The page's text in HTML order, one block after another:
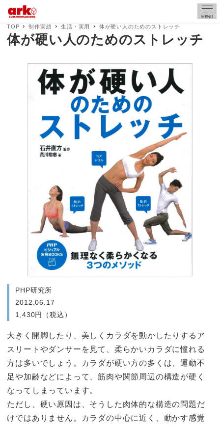
MENU
TOP 制作実績 生活・実用 体が硬い人のためのストレッチ
体が硬い人のためのストレッチ
PHP研究所
2012.06.17
1,430円（税込）
大きく開脚したり、美しくカラダを動かしたりするア
スリートやダンサーを見て、柔らかいカラダに憧れる
方は多いでしょう。カラダが硬い方の多くは、運動不
足や加齢などによって、筋肉や関節周辺の構造が硬く
なってしまっています。
ただし、硬い原因は、そうした肉体的な構造の問題だ
けではありません。カラダの中心に近く、動かす感覚